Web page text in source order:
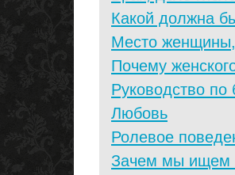
Какой должна
Место женщины,
Почему
Руководство
Любовь
Ролевое
Зачем мы ищем